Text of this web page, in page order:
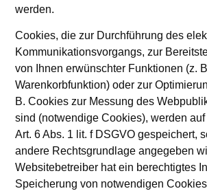
werden.
Cookies, die zur Durchführung des
Kommunikationsvorgangs, zur
von Ihnen erwünschter Funktionen (z.
Warenkorbfunktion) oder zur
B. Cookies zur Messung des
sind (notwendige Cookies), werden
Art. 6 Abs. 1 lit. f DSGVO gespeichert,
andere Rechtsgrundlage angegeben
Websitebetreiber hat ein berechtigtes
Speicherung von notwendigen